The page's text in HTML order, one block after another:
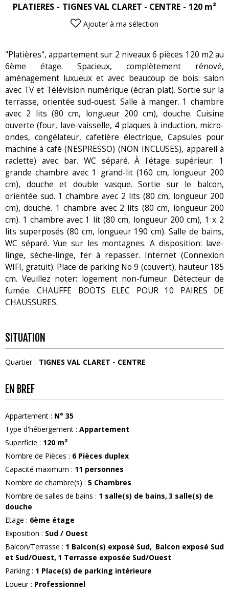
PLATIERES TIGNES VAL CLARET - CENTRE 120 m²
Ajouter à ma sélection
"Platières", appartement sur 2 niveaux 6 pièces 120 m2 au
6ème étage. Spacieux, complètement rénové,
aménagement luxueux et avec beaucoup de bois: salon
avec TV et Télévision numérique (écran plat). Sortie sur la
terrasse, orientée sud-ouest. Salle à manger. 1 chambre
avec 2 lits (80 cm, longueur 200 cm), douche. Cuisine
ouverte (four, lave-vaisselle, 4 plaques à induction, micro-
ondes, congélateur, cafetière électrique, Capsules pour
machine à café (NESPRESSO) (NON INCLUSES), appareil à
raclette) avec bar. WC séparé. À l'étage supérieur: 1
grande chambre avec 1 grand-lit (160 cm, longueur 200
cm), douche et double vasque. Sortie sur le balcon,
orientée sud. 1 chambre avec 2 lits (80 cm, longueur 200
cm), douche. 1 chambre avec 2 lits (80 cm, longueur 200
cm). 1 chambre avec 1 lit (80 cm, longueur 200 cm), 1 x 2
lits superposés (80 cm, longueur 190 cm). Salle de bains,
WC séparé. Vue sur les montagnes. A disposition: lave-
linge, sèche-linge, fer à repasser. Internet (Connexion
WIFI, gratuit). Place de parking No 9 (couvert), hauteur 185
cm. Veuillez noter: logement non-fumeur. Détecteur de
fumée. CHAUFFE BOOTS ELEC POUR 10 PAIRES DE
CHAUSSURES.
SITUATION
Quartier : TIGNES VAL CLARET - CENTRE
EN BREF
Appartement : N° 35
Type d'hébergement : Appartement
Superficie : 120 m²
Nombre de Pièces : 6 Pièces duplex
Capacité maximum : 11 personnes
Nombre de chambre(s) : 5 Chambres
Nombre de salles de bains : 1 salle(s) de bains 3 salle(s) de
douche
Etage : 6ème étage
Exposition : Sud / Ouest
Balcon/Terrasse : 1 Balcon(s) exposé Sud
Balcon exposé Sud
et Sud/Ouest 1 Terrasse exposée Sud/Ouest
Parking: 1 Place(s) de parking intérieure
Loueur: Professionnel